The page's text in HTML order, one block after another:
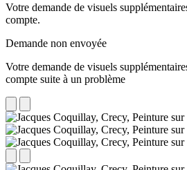
Votre demande de visuels
compte.
Demande non envoyée
Votre demande de visuels
compte suite à un problème